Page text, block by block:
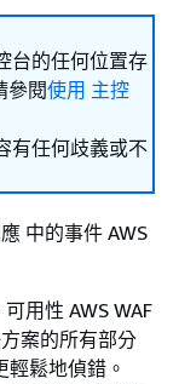
台的任何位置存
參閱使用 主控
有任何歧義或不
中的事件 AWS
用性 AWS WAF
案的所有部分
鬆地偵錯。